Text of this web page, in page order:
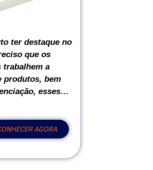
ter destaque no
que os
a
produtos, bem
esses…
AGORA